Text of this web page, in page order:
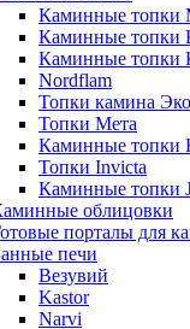
Каминные топки
Каминные топки
Каминные топки
Nordflam
Топки камина
Топки Мета
Каминные топки
Топки Invicta
Каминные топки
облицовки
порталы для
печи
Везувий
Kastor
Narvi